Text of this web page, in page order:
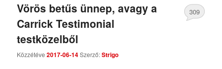
Vörös betűs ünnep, avagy a
Carrick Testimonial
testközelből
Közzétéve2017-06-14Szerző:Strigo
309